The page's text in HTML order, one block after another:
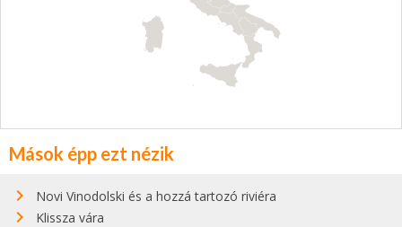
Mások épp ezt nézik
Novi Vinodolski és a hozzá tartozó riviéra
Klissza vára